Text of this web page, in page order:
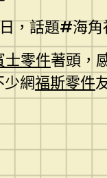
，話題#海
士零件著頭，
網福斯零件